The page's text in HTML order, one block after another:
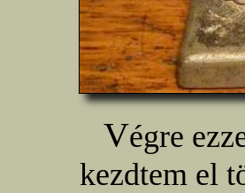
Végre
kezdtem el